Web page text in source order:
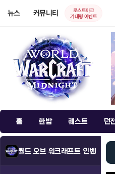
뉴스 커뮤니티
로스트아크
기대평 이벤트
홈 한밤 퀘스트 던
월드 오브 워크래프트 인벤